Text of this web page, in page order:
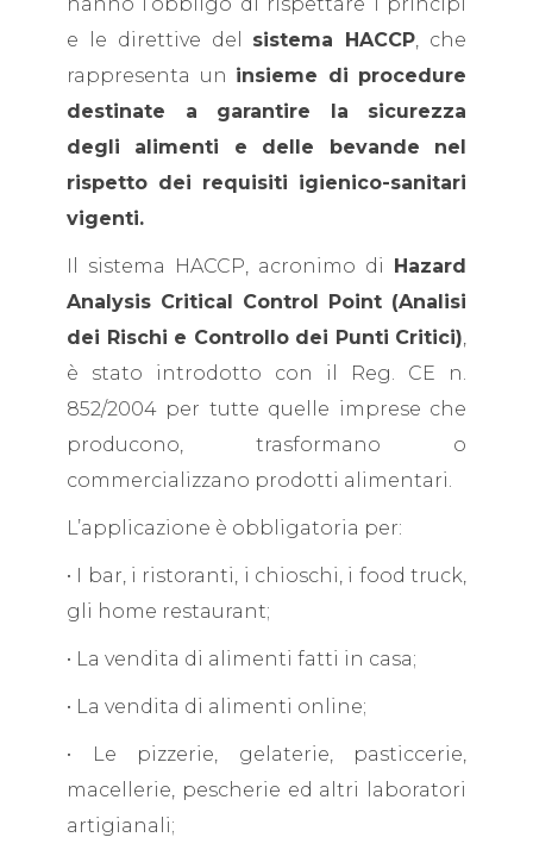
e le direttive del sistema HACCP, che
rappresenta un insieme di procedure
destinate a garantire la sicurezza
degli alimenti e delle bevande nel
rispetto dei requisiti igienico-sanitari
vigenti.
Il sistema HACCP, acronimo di Hazard
Analysis Critical Control Point (Analisi
dei Rischi e Controllo dei Punti Critici),
è stato introdotto con il Reg. CE n.
852/2004 per tutte quelle imprese che
producono, trasformano o
commercializzano prodotti alimentari.
L’applicazione è obbligatoria per:
• I bar, i ristoranti, i chioschi, i food truck,
gli home restaurant;
• La vendita di alimenti fatti in casa;
• La vendita di alimenti online;
• Le pizzerie, gelaterie, pasticcerie,
macellerie, pescherie ed altri laboratori
artigianali;